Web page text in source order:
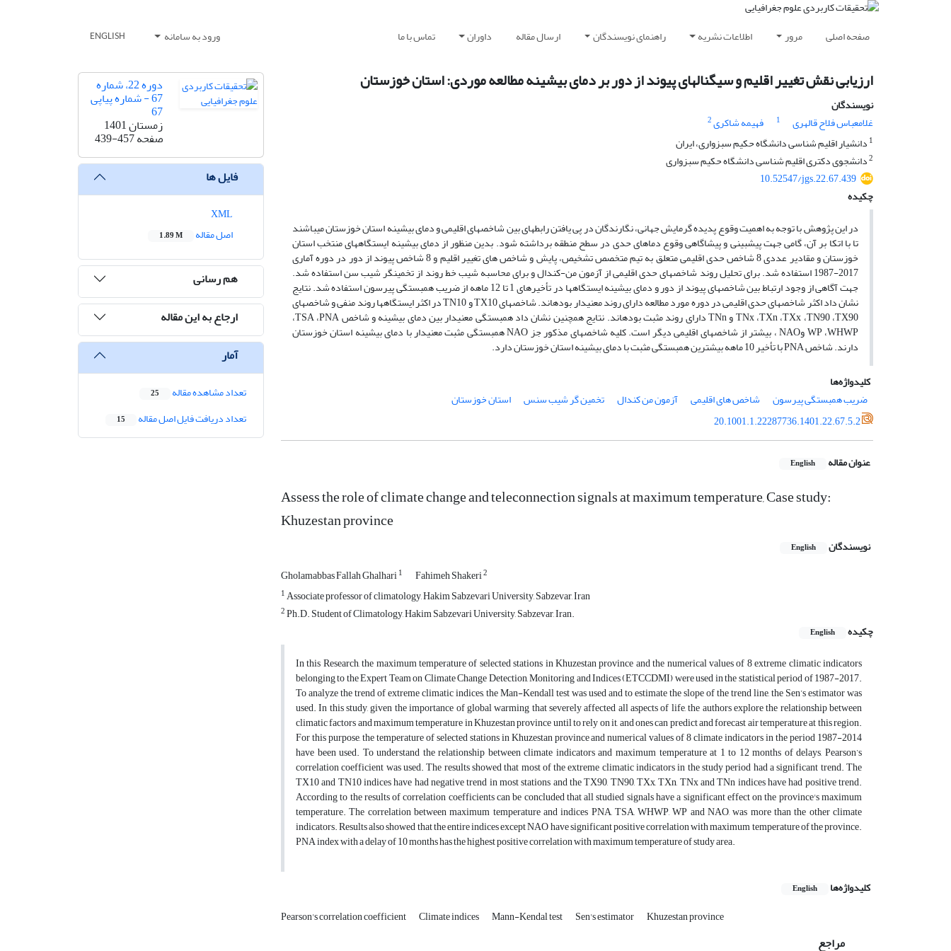
صفحه اصلی مرور اطلاعات نشریه راهنمای نویسندگان ارسال مقاله داوران تماس با ما ورود به سامانه ENGLISH
ارزیابی نقش تغییر اقلیم و سیگنالهای پیوند از دور بر دمای بیشینه مطالعه موردی: استان خوزستان
نویسندگان
غلامعباس فلاح قالهری
1 فهیمه شاکری2
1 دانشیار اقلیم شناسی دانشگاه حکیم سبزواری، ایران
2دانشجوی دکتری اقلیم شناسی دانشگاه حکیم سبزواری
10.52547/jgs.22.67.439
چکیده
در این پژوهش با توجه به اهمیت وقوع پدیده گرمایش جهانی، نگارندگان در پی یافتن رابطه­ای بین شاخص­های اقلیمی و دمای بیشینه استان خوزستان می­باشند
تا با اتکا بر آن، گامی جهت پیش­بینی و پیش­اگاهی وقوع دماهای حدی در سطح منطقه برداشته شود. بدین منظور از دمای بیشینه ایستگاههای منتخب استان
خوزستان و مقادیر عددی 8 شاخص حدی اقلیمی متعلق به تیم متخصص تشخیص، پایش و شاخص های تغییر اقلیم و 8 شاخص پیوند از دور در دوره آماری
2017-1987 استفاده شد. برای تحلیل روند شاخص­های حدی اقلیمی از آزمون من-کندال و برای محاسبه شیب خط روند از تخمین­گر شیب سن استفاده شد.
جهت آگاهی از وجود ارتباط بین شاخص­های پیوند از دور و دمای بیشینه ایستگاه­ها در تأخیرهای 1 تا 12 ماهه از ضریب همبستگی پیرسون استفاده شد. نتایج
نشان داد اکثر شاخص­های حدی اقلیمی در دوره مورد مطالعه دارای روند معنی­دار بوده­اند. شاخص­هایTX10وTN10در اکثر ایستگاه­ها روند منفی و شاخص­های
TX90،TN90،TXx،TXn،TNxوTNnدارای روند مثبت بوده­اند. نتایج همچنین نشان داد همبستگی معنی­دار بین دمای بیشینه و شاخصPNA،TSA،
WHWP،WPوNAO، بیشتر از شاخص­های اقلیمی دیگر است. کلیه شاخص­های مذکور جزNAOهمبستگی مثبت معنی­دار با دمای بیشینه استان خوزستان
دارند. شاخصPNAبا تأخیر 10 ماهه بیشترین همبستگی مثبت با دمای بیشینه استان خوزستان دارد.
کلیدواژه‌ها
ضریب همبستگی پیرسون
شاخص های اقلیمی آزمون من کندال تخمین گر شیب سنس
استان خوزستان
20.1001.1.22287736.1401.22.67.5.2
عنوان مقاله English
Assess the role of climate change and teleconnection signals at maximum temperature, Case study:
Khuzestan province
نویسندگان English
Gholamabbas Fallah Ghalhari1 Fahimeh Shakeri2
1Associate professor of climatology, Hakim Sabzevari University, Sabzevar, Iran
2Ph.D. Student of Climatology, Hakim Sabzevari University, Sabzevar, Iran.
چکیده
English
In this Research, the maximum temperature of selected stations in Khuzestan province and the numerical values of 8 extreme climatic indicators
belonging to the Expert Team on Climate Change Detection, Monitoring and Indices (ETCCDMI) were used in the statistical period of 1987-2017.
To analyze the trend of extreme climatic indices, the Man-Kendall test was used and to estimate the slope of the trend line, the Sen’s estimator was
used. In this study, given the importance of global warming that severely affected all aspects of life, the authors explore the relationship between
climatic factors and maximum temperature in Khuzestan province until to rely on it, and ones can predict and forecast air temperature at this region.
For this purpose, the temperature of selected stations in Khuzestan province and numerical values of 8 climate indicators in the period 1987-2014
have been used. To understand the relationship between climate indicators and maximum temperature at 1 to 12 months of delays, Pearson’s
correlation coefficient was used. The results showed that most of the extreme climatic indicators in the study period had a significant trend. The
TX10 and TN10 indices have had negative trend in most stations and the TX90, TN90, TXx, TXn, TNx and TNn indices have had positive trend.
According to the results of correlation coefficients can be concluded that all studied signals have a significant effect on the province's maximum
temperature. The correlation between maximum temperature and indices PNA, TSA, WHWP, WP and NAO, was more than the other climate
indicators. Results also showed that the entire indices except NAO have significant positive correlation with maximum temperature of the province.
PNA index with a delay of 10 months has the highest positive correlation with maximum temperature of study area.
کلیدواژه‌ها English
Pearson's correlation coefficient Climate indices Mann-Kendal test Sen's estimator Khuzestan province
مراجع
دوره 22، شماره
67 - شماره پیاپی
67
زمستان 1401
صفحه439-457
فایل ها
اصل مقاله
1.89 M
هم رسانی
ارجاع به این مقاله
آمار
تعداد مشاهده مقاله 25
تعداد دریافت فایل اصل مقاله 15